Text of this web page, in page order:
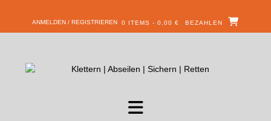
ANMELDEN / REGISTRIEREN 0 ITEMS - 0,00 € BEZAHLEN